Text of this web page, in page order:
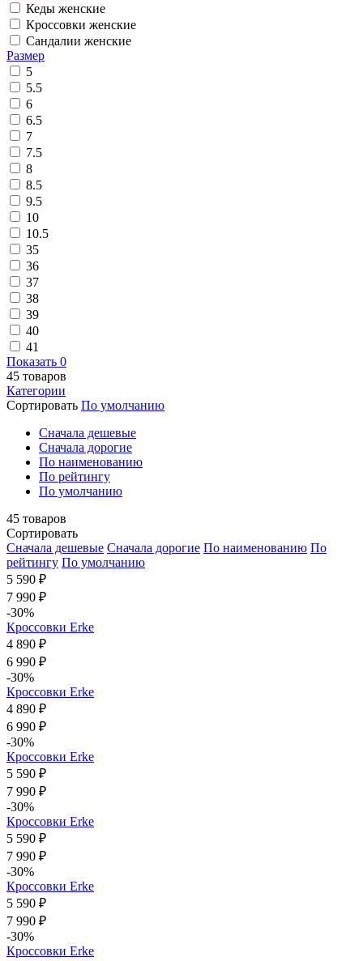
Кеды женские
Кроссовки женские
Сандалии женские
Размер
5
5.5
6
6.5
7
7.5
8
8.5
9.5
10
10.5
35
36
37
38
39
40
41
Показать 0
45 товаров
Категории
Сортировать По умолчанию
Cначала дешевые
Cначала дорогие
По наименованию
По рейтингу
По умолчанию
45 товаров
Сортировать
Cначала дешевые Cначала дорогие По наименованию По
рейтингу По умолчанию
5 590 ₽
7 990 ₽
-30%
Кроссовки Erke
4 890 ₽
6 990 ₽
-30%
Кроссовки Erke
4 890 ₽
6 990 ₽
-30%
Кроссовки Erke
5 590 ₽
7 990 ₽
-30%
Кроссовки Erke
5 590 ₽
7 990 ₽
-30%
Кроссовки Erke
5 590 ₽
7 990 ₽
-30%
Кроссовки Erke